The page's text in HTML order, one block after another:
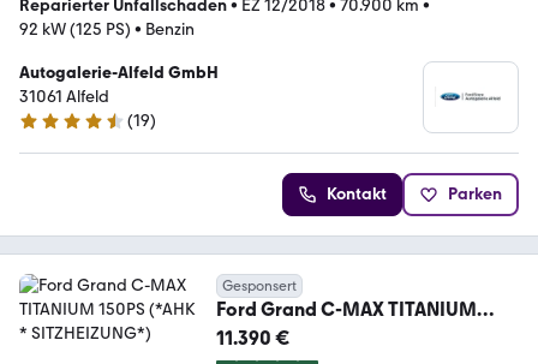
Reparierter Unfallschaden• EZ 12/2018• 70.900 km •
92 kW (125 PS) • Benzin
Autogalerie-Alfeld GmbH
31061 Alfeld
4.5 Sterne
(19)
Kontakt Parken
Gesponsert
Ford Grand C-MAX TITANIUM
150PS (*AHK * SITZHEIZUNG*)
11.390 €